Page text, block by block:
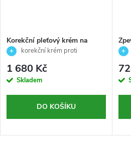
Korekční pleťový krém na
pigmentové skvrny s SPF20 -
de Capuccini - 50 ml
korekční krém proti
1 680 Kč
Skladem
DO KOŠÍKU